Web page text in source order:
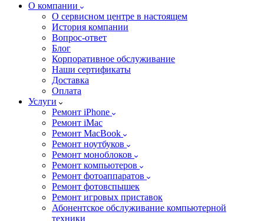
О компании
О сервисном центре в настоящем
История компании
Вопрос-ответ
Блог
Корпоративное обслуживание
Наши сертификаты
Доставка
Оплата
Услуги
Ремонт iPhone
Ремонт iMac
Ремонт MacBook
Ремонт ноутбуков
Ремонт моноблоков
Ремонт компьютеров
Ремонт фотоаппаратов
Ремонт фотовспышек
Ремонт игровых приставок
Абонентское обслуживание компьютерной
техники